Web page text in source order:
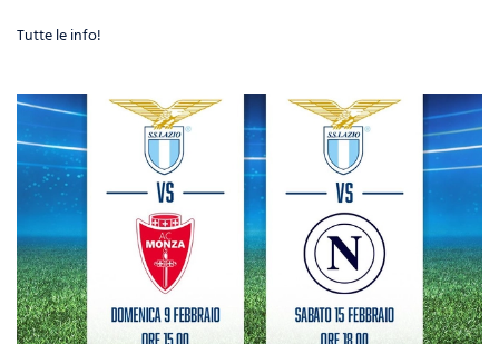
Tutte le info!